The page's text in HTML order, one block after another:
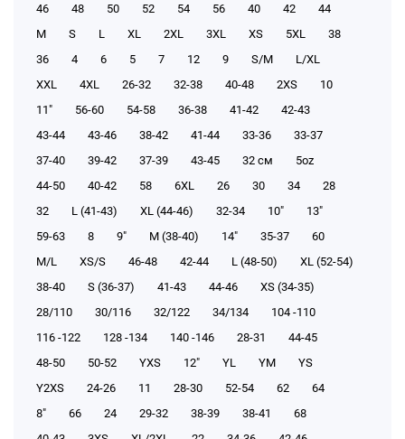
46 48 50 52 54 56 40 42
44
M
S L XL 2XL 3XL XS 5XL
38
36
4 6 5 7 12 9 S/M
L/XL
XXL
4XL 26-32 32-38 40-48 2XS
10
11"
56-60 54-58 36-38 41-42
42-43
43-44
43-46 38-42 41-44 33-36
33-37
37-40
39-42 37-39 43-45 32 см
5oz
44-50
40-42 58 6XL 26 30 34
28
32
L (41-43) XL (44-46) 32-34 10"
13"
59-63
8 9" M (38-40) 14" 35-37
60
M/L
XS/S 46-48 42-44 L (48-50)
XL (52-54)
38-40
S (36-37) 41-43 44-46
XS (34-35)
28/110
30/116 32/122 34/134
104 -110
116 -122
128 -134 140 -146 28-31
44-45
48-50
50-52 YXS 12" YL YM
YS
Y2XS
24-26 11 28-30 52-54 62
64
8"
66 24 29-32 38-39 38-41
68